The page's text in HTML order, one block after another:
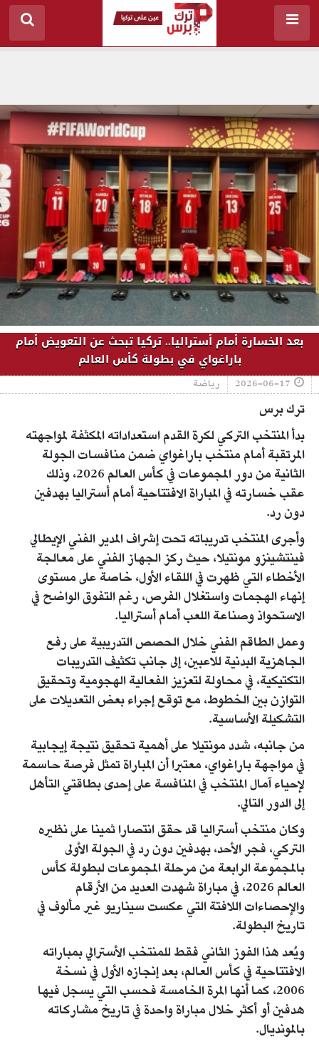
بعد الخسارة أمام أستراليا.. تركيا تبحث عن التعويض أمام
باراغواي في بطولة كأس العالم
2026-06-17 رياضة
ترك برس
بدأ المنتخب التركي لكرة القدم استعداداته المكثفة لمواجهته
المرتقبة أمام منتخب باراغواي ضمن منافسات الجولة
الثانية من دور المجموعات في كأس العالم 2026، وذلك
عقب خسارته في المباراة الافتتاحية أمام أستراليا بهدفين
دون رد.
وأجرى المنتخب تدريباته تحت إشراف المدير الفني الإيطالي
فينتشينزو مونتيلا، حيث ركز الجهاز الفني على معالجة
الأخطاء التي ظهرت في اللقاء الأول، خاصة على مستوى
إنهاء الهجمات واستغلال الفرص، رغم التفوق الواضح في
الاستحواذ وصناعة اللعب أمام أستراليا.
وعمل الطاقم الفني خلال الحصص التدريبية على رفع
الجاهزية البدنية للاعبين، إلى جانب تكثيف التدريبات
التكتيكية، في محاولة لتعزيز الفعالية الهجومية وتحقيق
التوازن بين الخطوط، مع توقع إجراء بعض التعديلات على
التشكيلة الأساسية.
من جانبه، شدد مونتيلا على أهمية تحقيق نتيجة إيجابية
في مواجهة باراغواي، معتبرا أن المباراة تمثل فرصة حاسمة
لإحياء آمال المنتخب في المنافسة على إحدى بطاقتي التأهل
إلى الدور التالي.
وكان منتخب أستراليا قد حقق انتصارا ثمينا على نظيره
التركي، فجر الأحد، بهدفين دون رد في الجولة الأولى
بالمجموعة الرابعة من مرحلة المجموعات لبطولة كأس
العالم 2026، في مباراة شهدت العديد من الأرقام
والإحصاءات اللافتة التي عكست سيناريو غير مألوف في
تاريخ البطولة.
ويُعد هذا الفوز الثاني فقط للمنتخب الأسترالي بمباراته
الافتتاحية في كأس العالم، بعد إنجازه الأول في نسخة
2006، كما أنها المرة الخامسة فحسب التي يسجل فيها
هدفين أو أكثر خلال مباراة واحدة في تاريخ مشاركاته
بالمونديال.